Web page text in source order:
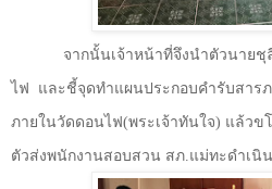
จากนั้นเจ้าหน้าที่จึงนำตัวนาย
ไฟ และชี้จุดทำแผนประกอบคำรับสาร
ภายในวัดดอนไฟ(พระเจ้าทันใจ) แล้วข
ตัวส่งพนักงานสอบสวน สภ.แม่ทะดำเนิ